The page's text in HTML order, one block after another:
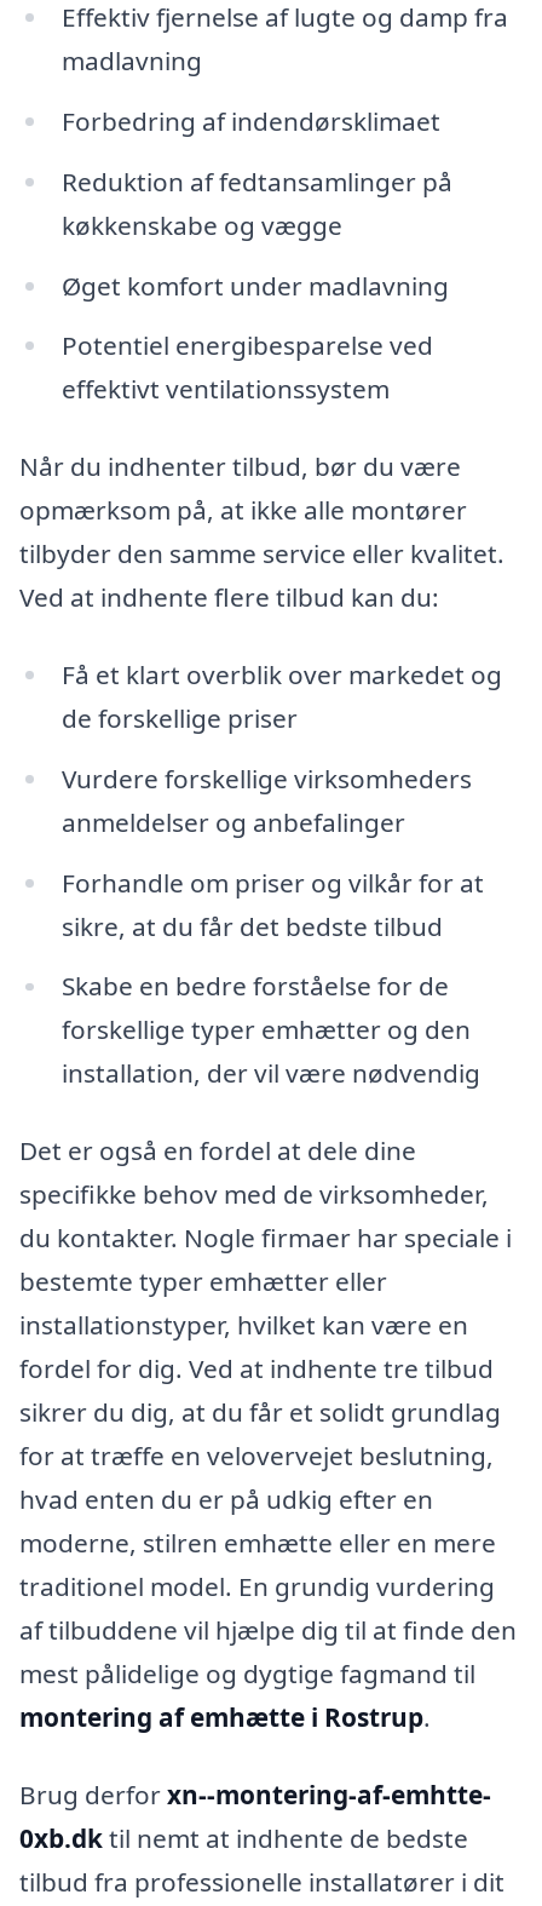
Effektiv fjernelse af lugte og damp fra
madlavning
Forbedring af indendørsklimaet
Reduktion af fedtansamlinger på
køkkenskabe og vægge
Øget komfort under madlavning
Potentiel energibesparelse ved
effektivt ventilationssystem
Når du indhenter tilbud, bør du være
opmærksom på, at ikke alle montører
tilbyder den samme service eller kvalitet.
Ved at indhente flere tilbud kan du:
Få et klart overblik over markedet og
de forskellige priser
Vurdere forskellige virksomheders
anmeldelser og anbefalinger
Forhandle om priser og vilkår for at
sikre, at du får det bedste tilbud
Skabe en bedre forståelse for de
forskellige typer emhætter og den
installation, der vil være nødvendig
Det er også en fordel at dele dine
specifikke behov med de virksomheder,
du kontakter. Nogle firmaer har speciale i
bestemte typer emhætter eller
installationstyper, hvilket kan være en
fordel for dig. Ved at indhente tre tilbud
sikrer du dig, at du får et solidt grundlag
for at træffe en velovervejet beslutning,
hvad enten du er på udkig efter en
moderne, stilren emhætte eller en mere
traditionel model. En grundig vurdering
af tilbuddene vil hjælpe dig til at finde den
mest pålidelige og dygtige fagmand til
montering af emhætte i Rostrup.
Brug derforxn--montering-af-emhtte-
0xb.dktil nemt at indhente de bedste
tilbud fra professionelle installatører i dit